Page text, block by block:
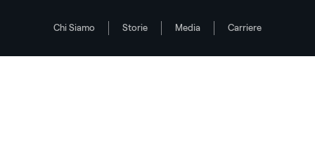
Chi Siamo Storie Media Carriere
carbone